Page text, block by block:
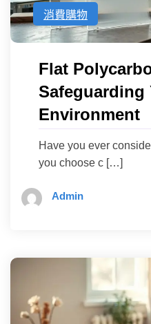
消費購物
Flat
Safeguarding
Environment
Have you ever
you choose c […]
Admin